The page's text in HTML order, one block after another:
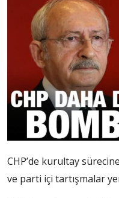
CHP’de kurultay
ve parti içi tartışmalar